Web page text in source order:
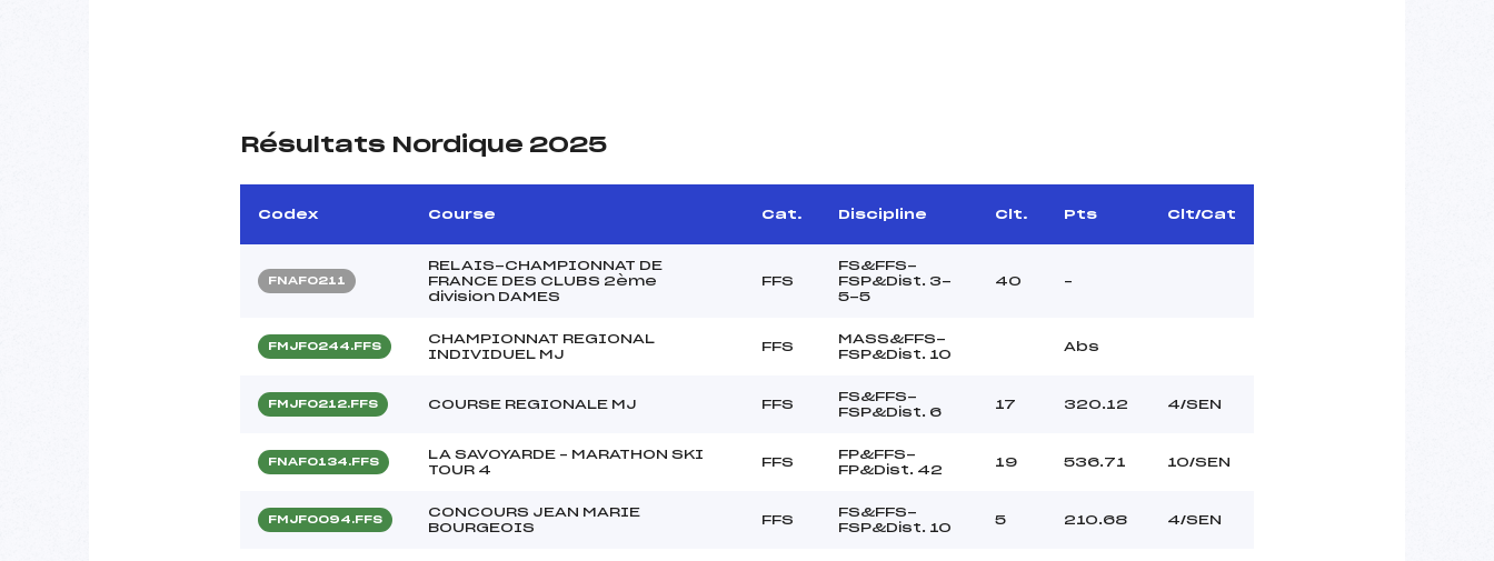
Résultats Nordique 2025
Codex Course Cat. Discipline Clt. Pts Clt/Cat
FNAF0211
RELAIS-CHAMPIONNAT DE
FRANCE DES CLUBS 2ème
division DAMES
FFS
FS&FFS-
FSP&Dist. 3-
5-5
40 –
FMJF0244.FFS
CHAMPIONNAT REGIONAL
INDIVIDUEL MJ
FFS
MASS&FFS-
FSP&Dist. 10
Abs
FMJF0212.FFS COURSE REGIONALE MJ FFS
FS&FFS-
FSP&Dist. 6
17 320.12 4/SEN
FNAF0134.FFS
LA SAVOYARDE – MARATHON SKI
TOUR 4
FFS
FP&FFS-
FP&Dist. 42
19 536.71 10/SEN
FMJF0094.FFS
CONCOURS JEAN MARIE
BOURGEOIS
FFS
FS&FFS-
FSP&Dist. 10
5 210.68 4/SEN